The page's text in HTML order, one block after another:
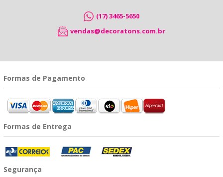
(17) 3465-5650
vendas@decoratons.com.br
Formas de Pagamento
Formas de Entrega
Segurança